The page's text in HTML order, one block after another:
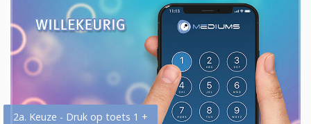
2a. Keuze - Druk op toets 1 +